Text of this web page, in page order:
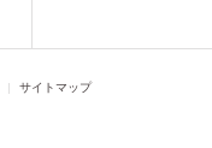
サイトマップ